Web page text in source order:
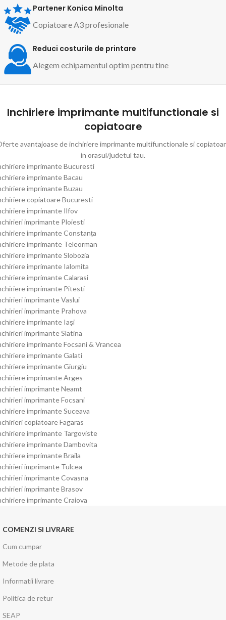
Partener Konica Minolta
Copiatoare A3 profesionale
Reduci costurile de printare
Alegem echipamentul optim pentru tine
Inchiriere imprimante multifunctionale si
copiatoare
avantajoase de inchiriere imprimante multifunctionale si
in orasul/judetul tau.
imprimante Bucuresti
imprimante Bacau
imprimante Buzau
copiatoare Bucuresti
imprimante Ilfov
imprimante Ploiesti
imprimante Constanța
imprimante Teleorman
imprimante Slobozia
imprimante Ialomita
imprimante Calarasi
imprimante Pitesti
imprimante Vaslui
imprimante Prahova
imprimante Iași
imprimante Slatina
imprimante Focsani & Vrancea
imprimante Galati
imprimante Giurgiu
imprimante Arges
imprimante Neamt
imprimante Focsani
imprimante Suceava
copiatoare Fagaras
imprimante Targoviste
imprimante Dambovita
imprimante Braila
imprimante Tulcea
imprimante Covasna
imprimante Brasov
imprimante Craiova
COMENZI SI LIVRARE
Cum cumpar
Metode de plata
Informatii livrare
Politica de retur
SEAP